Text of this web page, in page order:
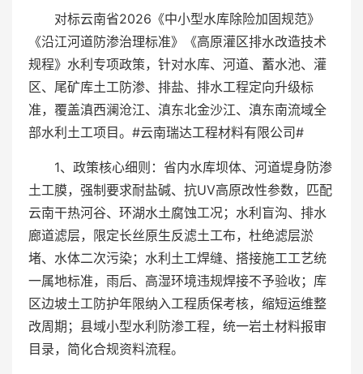
对标云南省2026《中小型水库除险加固规范》
《沿江河道防渗治理标准》《高原灌区排水改造技术
规程》水利专项政策，针对水库、河道、蓄水池、灌
区、尾矿库土工防渗、排盐、排水工程定向升级标
准，覆盖滇西澜沧江、滇东北金沙江、滇东南流域全
部水利土工项目。#云南瑞达工程材料有限公司#
1、政策核心细则：省内水库坝体、河道堤身防渗
土工膜，强制要求耐盐碱、抗UV高原改性参数，匹配
云南干热河谷、环湖水土腐蚀工况；水利盲沟、排水
廊道滤层，限定长丝原生反滤土工布，杜绝滤层淤
堵、水体二次污染；水利土工焊缝、搭接施工工艺统
一属地标准，雨后、高湿环境违规焊接不予验收；库
区边坡土工防护年限纳入工程质保考核，缩短运维整
改周期；县域小型水利防渗工程，统一岩土材料报审
目录，简化合规资料流程。